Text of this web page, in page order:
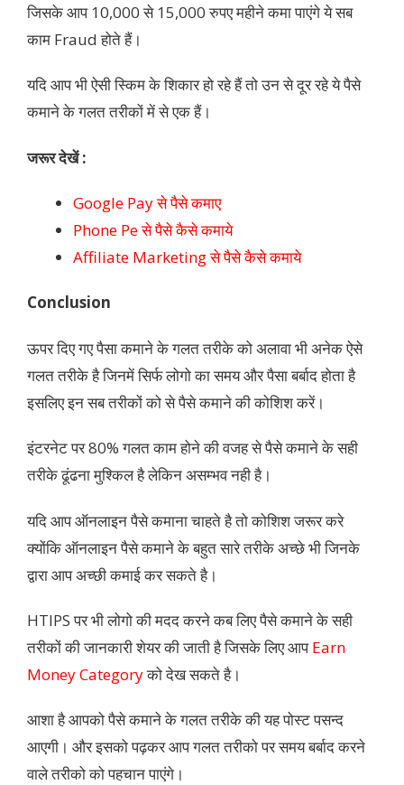
जिसके आप 10,000 से 15,000 रुपए महीने कमा पाएंगे ये सब
काम Fraud होते हैं।
यदि आप भी ऐसी स्किम के शिकार हो रहे हैं तो उन से दूर रहे ये पैसे
कमाने के गलत तरीकों में से एक हैं।
जरूर देखें :
Google Pay से पैसे कमाए
Phone Pe से पैसे कैसे कमाये
Affiliate Marketing से पैसे कैसे कमाये
Conclusion
ऊपर दिए गए पैसा कमाने के गलत तरीके को अलावा भी अनेक ऐसे
गलत तरीके है जिनमें सिर्फ लोगो का समय और पैसा बर्बाद होता है
इसलिए इन सब तरीकों को से पैसे कमाने की कोशिश करें।
इंटरनेट पर 80% गलत काम होने की वजह से पैसे कमाने के सही
तरीके ढूंढना मुश्किल है लेकिन असम्भव नही है।
यदि आप ऑनलाइन पैसे कमाना चाहते है तो कोशिश जरूर करे
क्योंकि ऑनलाइन पैसे कमाने के बहुत सारे तरीके अच्छे भी जिनके
द्वारा आप अच्छी कमाई कर सकते है।
HTIPS पर भी लोगो की मदद करने कब लिए पैसे कमाने के सही
तरीकों की जानकारी शेयर की जाती है जिसके लिए आपEarn
Money Categoryको देख सकते है।
आशा है आपको पैसे कमाने के गलत तरीके की यह पोस्ट पसन्द
आएगी। और इसको पढ़कर आप गलत तरीको पर समय बर्बाद करने
वाले तरीको को पहचान पाएंगे।